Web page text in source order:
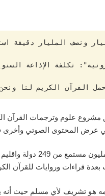
القرآن الكريم لنا
مشروع علوم وترجمات القرآن
المحتوى الصوتي وأخرى
قراءات وروايات للقرآن
هو تشريف لأي مسلم حيث أنه